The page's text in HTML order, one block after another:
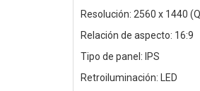
Resolución: 2560 x 1440
Relación de aspecto: 16:9
Tipo de panel: IPS
Retroiluminación: LED